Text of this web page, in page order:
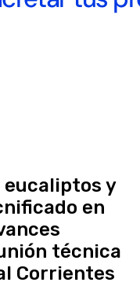
y
en
técnica
Corrientes